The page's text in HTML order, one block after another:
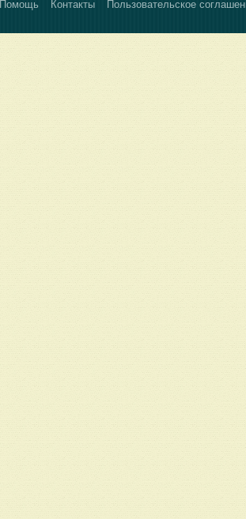
Помощь Контакты Пользовательское